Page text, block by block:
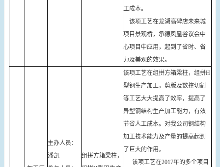
工成本。
该项工艺在龙湖高碑店未来城
项目景观桥，承德凤凰谷议会中
心项目中应用，起到了省时、省
力及美观的效果。
主办人员：
潘凯
组拼方箱梁柱，
该项工艺在组拼方箱梁柱，组拼H
型钢生产加工，剪版及数控切割
等工艺大大提高了效率，提高了
异型钢结构生产加工能力，有效
节省人工成本。对我公司钢结构
加工技术能力及产量的提高起到
了巨大的作用。
该项工艺在2017年的多个项目